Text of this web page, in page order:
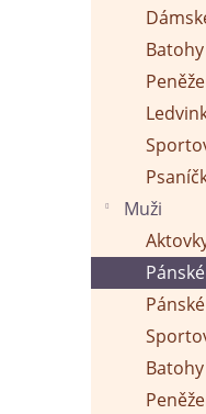
Batohy
Muži
Batohy